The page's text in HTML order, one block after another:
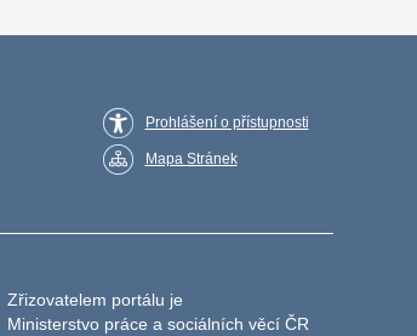
Prohlášení o přístupnosti
Mapa Stránek
Zřizovatelem portálu je
Ministerstvo práce a sociálních věcí ČR